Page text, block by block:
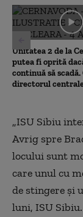
0
seconds
Unitatea 2 de la
putea fi oprită
continuă să scadă.
directorul
„ISU Sibiu
Avrig spre
locului sunt
care unul cu
de stingere şi
luni, ISU Sibiu.